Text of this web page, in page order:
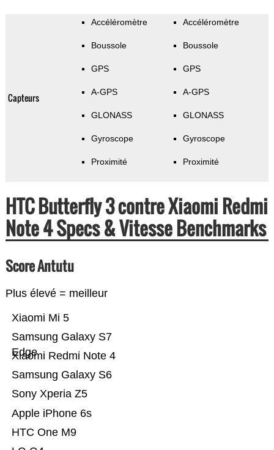
Capteurs
Accéléromètre
Boussole
GPS
A-GPS
GLONASS
Gyroscope
Proximité
Accéléromètre
Boussole
GPS
A-GPS
GLONASS
Gyroscope
Proximité
HTC Butterfly 3 contre Xiaomi Redmi
Note 4 Specs & Vitesse Benchmarks
Score Antutu
Plus élevé = meilleur
HTC One M9
Apple iPhone 6s
Sony Xperia Z5
Samsung Galaxy S6
Xiaomi Redmi Note 4
Samsung Galaxy S7
Edge
Xiaomi Mi 5